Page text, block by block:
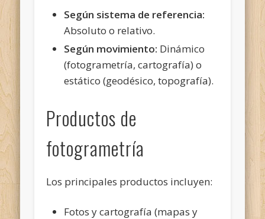
Según sistema de referencia:
Absoluto o relativo.
Según movimiento: Dinámico
(fotogrametría, cartografía) o
estático (geodésico, topografía).
Productos de
fotogrametría
Los principales productos incluyen:
Fotos y cartografía (mapas y